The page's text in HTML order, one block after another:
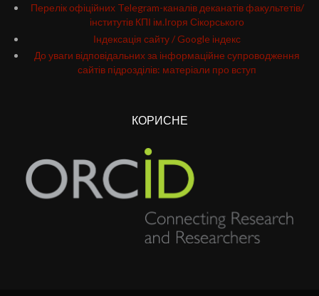
Перелік офіційних Telegram-каналів деканатів факультетів/
інститутів КПІ ім.Ігоря Сікорського
Індексація сайту / Google індекс
До уваги відповідальних за інформаційне супроводження
сайтів підрозділів: матеріали про вступ
КОРИСНЕ